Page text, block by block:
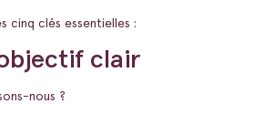
cinq clés essentielles :
clair
nous ?